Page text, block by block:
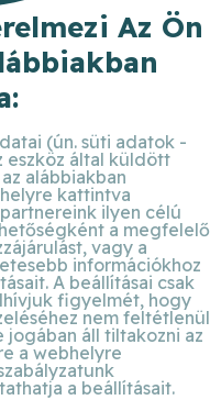
Az Ön
(ún. süti adatok -
eszköz által küldött
alábbiakban
kattintva
ilyen célú
a megfelelő
vagy a
információkhoz
A beállításai csak
figyelmét, hogy
nem feltétlenül
jogában áll tiltakozni az
a webhelyre
a beállításait.